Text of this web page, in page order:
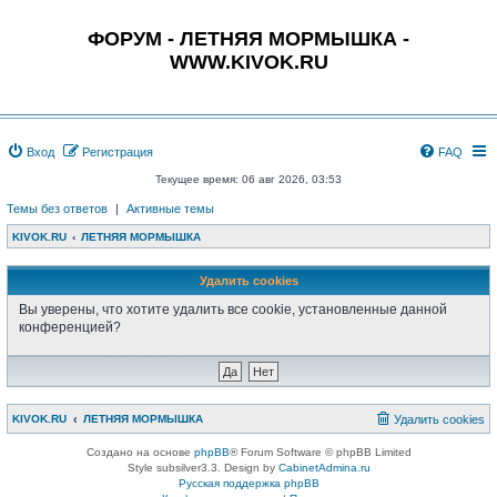
ФОРУМ - ЛЕТНЯЯ МОРМЫШКА -
WWW.KIVOK.RU
Вход Регистрация FAQ
Текущее время: 06 авг 2026, 03:53
Темы без ответов | Активные темы
KIVOK.RU ЛЕТНЯЯ МОРМЫШКА
Удалить cookies
Вы уверены, что хотите удалить все cookie, установленные данной
конференцией?
KIVOK.RU ЛЕТНЯЯ МОРМЫШКА Удалить cookies
Создано на основе phpBB® Forum Software © phpBB Limited
Style subsilver3.3. Design by CabinetAdmina.ru
Русская поддержка phpBB